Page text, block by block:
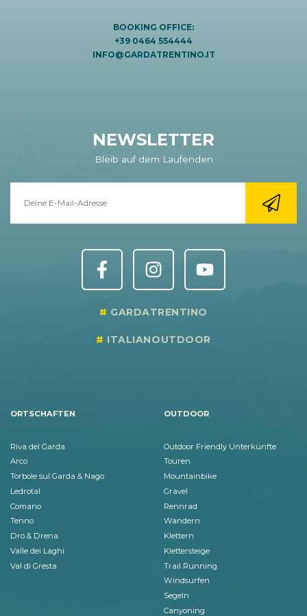
BOOKING OFFICE:
+39 0464 554444
INFO@GARDATRENTINO.IT
NEWSLETTER
Bleib auf dem Laufenden
GARDATRENTINO
ITALIANOUTDOOR
ORTSCHAFTEN
Riva del Garda
Arco
Torbole sul Garda & Nago
Ledrotal
Comano
Tenno
Dro & Drena
Valle dei Laghi
Val di Gresta
OUTDOOR
Outdoor Friendly Unterkünfte
Touren
Mountainbike
Gravel
Rennrad
Wandern
Klettern
Klettersteige
Trail Running
Windsurfen
Segeln
Canyoning